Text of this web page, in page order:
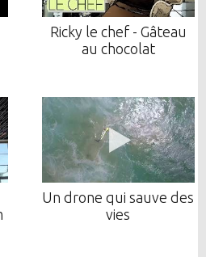
Ricky le chef - Gâteau
au chocolat
Un drone qui sauve des
vies